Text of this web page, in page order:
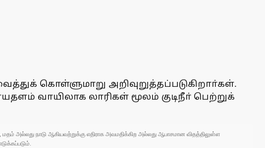
கொள்ளுமாறு அறிவுறுத்தப்படுகிறாா்கள்.
லாரிகள் மூலம் குடிநீா் பெற்றுக்
மதம் அல்லது நாடு ஆகியவற்றுக்கு எதிராக அவமதிக்கிற அல்லது ஆபாசமான விதத்திலுள்ள